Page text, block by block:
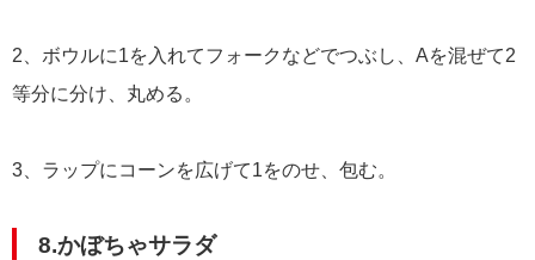
2、ボウルに1を入れてフォークなどでつぶし、Aを混ぜて2
等分に分け、丸める。
3、ラップにコーンを広げて1をのせ、包む。
8.かぼちゃサラダ